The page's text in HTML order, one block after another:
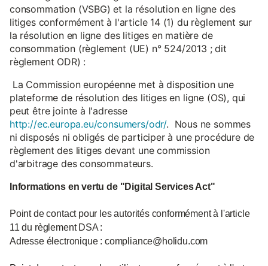
consommation (VSBG) et la résolution en ligne des
litiges conformément à l'article 14 (1) du règlement sur
la résolution en ligne des litiges en matière de
consommation (règlement (UE) n° 524/2013 ; dit
règlement ODR) :
La Commission européenne met à disposition une
plateforme de résolution des litiges en ligne (OS), qui
peut être jointe à l'adresse
http://ec.europa.eu/consumers/odr/. Nous ne sommes
ni disposés ni obligés de participer à une procédure de
règlement des litiges devant une commission
d'arbitrage des consommateurs.
Informations en vertu de "Digital Services Act"
Point de contact pour les autorités conformément à l'article
11 du règlement DSA :
Adresse électronique : compliance@holidu.com